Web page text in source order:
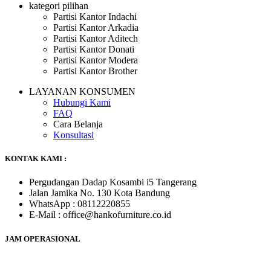
kategori pilihan
Partisi Kantor Indachi
Partisi Kantor Arkadia
Partisi Kantor Aditech
Partisi Kantor Donati
Partisi Kantor Modera
Partisi Kantor Brother
LAYANAN KONSUMEN
Hubungi Kami
FAQ
Cara Belanja
Konsultasi
KONTAK KAMI :
Pergudangan Dadap Kosambi i5 Tangerang
Jalan Jamika No. 130 Kota Bandung
WhatsApp : 08112220855
E-Mail : office@hankofurniture.co.id
JAM OPERASIONAL